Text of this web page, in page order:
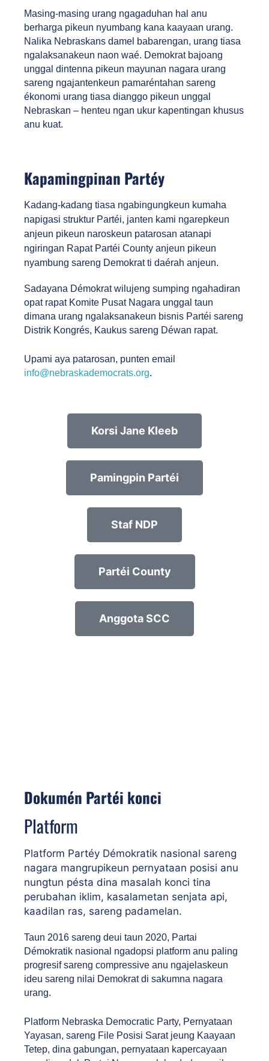
Masing-masing urang ngagaduhan hal anu
berharga pikeun nyumbang kana kaayaan urang.
Nalika Nebraskans damel babarengan, urang tiasa
ngalaksanakeun naon waé. Demokrat bajoang
unggal dintenna pikeun mayunan nagara urang
sareng ngajantenkeun pamaréntahan sareng
ékonomi urang tiasa dianggo pikeun unggal
Nebraskan – henteu ngan ukur kapentingan khusus
anu kuat.
Kapamingpinan Partéy
Kadang-kadang tiasa ngabingungkeun kumaha
napigasi struktur Partéi, janten kami ngarepkeun
anjeun pikeun naroskeun patarosan atanapi
ngiringan Rapat Partéi County anjeun pikeun
nyambung sareng Demokrat ti daérah anjeun.
Sadayana Démokrat wilujeng sumping ngahadiran
opat rapat Komite Pusat Nagara unggal taun
dimana urang ngalaksanakeun bisnis Partéi sareng
Distrik Kongrés, Kaukus sareng Déwan rapat.
info@nebraskademocrats.org.
Korsi Jane Kleeb
Pamingpin Partéi
Staf NDP
Partéi County
Anggota SCC
Dokumén Partéi konci
Platform
Platform Partéy Démokratik nasional sareng
nagara mangrupikeun pernyataan posisi anu
nungtun pésta dina masalah konci tina
perubahan iklim, kasalametan senjata api,
kaadilan ras, sareng padamelan.
Taun 2016 sareng deui taun 2020, Partai
Démokratik nasional ngadopsi platform anu paling
progresif sareng compressive anu ngajelaskeun
ideu sareng nilai Demokrat di sakumna nagara
urang.
Platform Nebraska Democratic Party, Pernyataan
Yayasan, sareng File Posisi Sarat jeung Kaayaan
Tetep, dina gabungan, pernyataan kapercayaan